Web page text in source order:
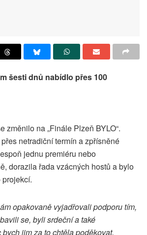
šesti dnů nabídlo přes 100
změnilo na „Finále Plzeň BYLO“.
netradiční termín a zpřísněné
jednu premiéru nebo
dorazila řada vzácných hostů a bylo
projekcí.
opakovaně vyjadřovali podporu tím,
se, byli srdeční a také
jim za to chtěla poděkovat.